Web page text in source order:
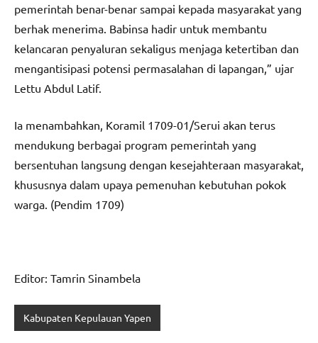
pemerintah benar-benar sampai kepada masyarakat yang
berhak menerima. Babinsa hadir untuk membantu
kelancaran penyaluran sekaligus menjaga ketertiban dan
mengantisipasi potensi permasalahan di lapangan,” ujar
Lettu Abdul Latif.
Ia menambahkan, Koramil 1709-01/Serui akan terus
mendukung berbagai program pemerintah yang
bersentuhan langsung dengan kesejahteraan masyarakat,
khususnya dalam upaya pemenuhan kebutuhan pokok
warga. (Pendim 1709)
Editor: Tamrin Sinambela
Kabupaten Kepulauan Yapen